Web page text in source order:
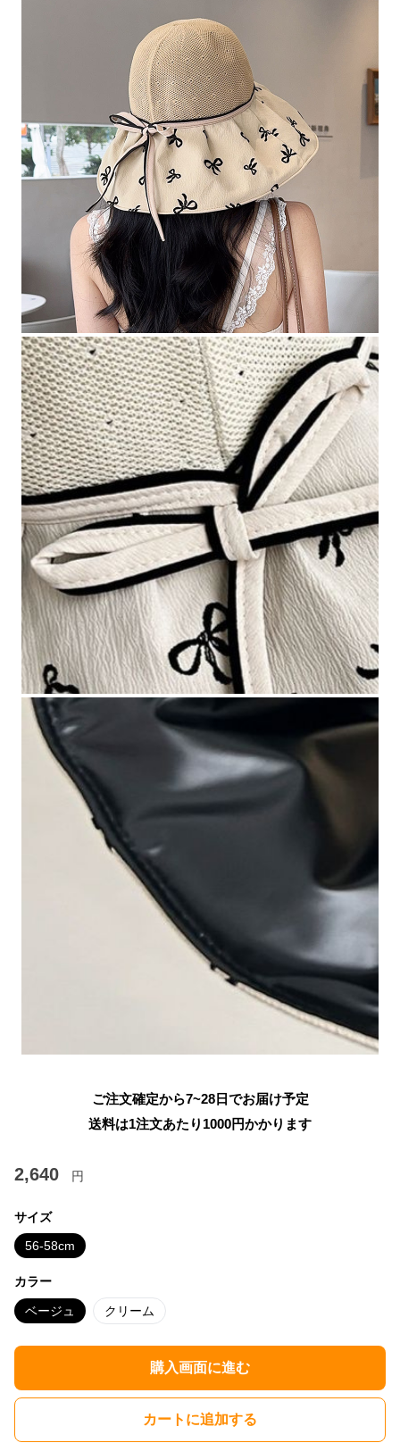
ご注文確定から7~28日でお届け予定
送料は1注文あたり 1000円かかります
2,640 円
サイズ
56-58cm
カラー
ベージュ クリーム
購入画面に進む
カートに追加する